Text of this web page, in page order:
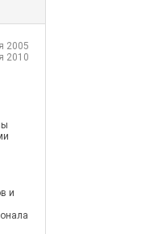
2005
2010
и